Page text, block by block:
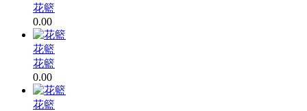
花籃
0.00
花籃
花籃
0.00
花籃